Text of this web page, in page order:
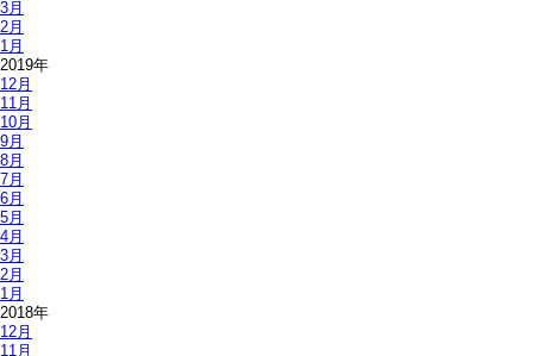
3月
2月
1月
2019年
12月
11月
10月
9月
8月
7月
6月
5月
4月
3月
2月
1月
2018年
12月
11月